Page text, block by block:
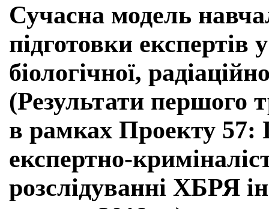
Сучасна модель
підготовки експертів
біологічної,
(Результати першого
в рамках Проекту 57:
експертно-
розслідуванні ХБРЯ